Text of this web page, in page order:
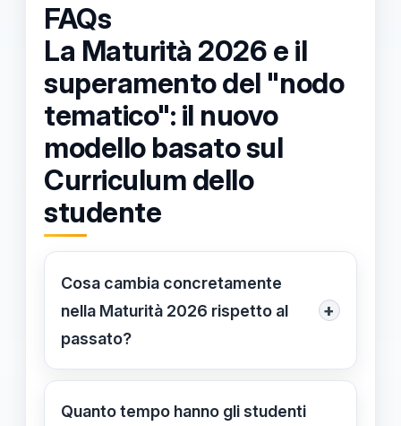
FAQs
La Maturità 2026 e il
superamento del "nodo
tematico": il nuovo
modello basato sul
Curriculum dello
studente
Cosa cambia concretamente
nella Maturità 2026 rispetto al
passato?
+
La riforma sostituisce il sorteggio
casuale degli argomenti con la
Quanto tempo hanno gli studenti